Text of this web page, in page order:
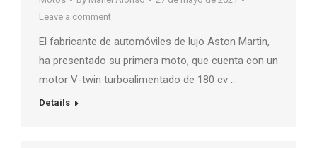
Leave a comment
El fabricante de automóviles de lujo Aston Martin,
ha presentado su primera moto, que cuenta con un
motor V-twin turboalimentado de 180 cv …
Details